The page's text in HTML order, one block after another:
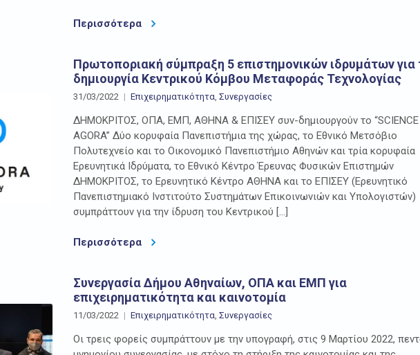
Περισσότερα
Πρωτοποριακή σύμπραξη 5 επιστημονικών ιδρυμάτων για
δημιουργία Κεντρικού Κόμβου Μεταφοράς Τεχνολογίας
31/03/2022 Επιχειρηματικότητα Συνεργασίες
ΔΗΜΟΚΡΙΤΟΣ, ΟΠΑ, ΕΜΠ, ΑΘΗΝΑ & ΕΠΙΣΕΥ συν-δημιουργούν το “SCIENCE
AGORA” Δύο κορυφαία Πανεπιστήμια της χώρας, το Εθνικό Μετσόβιο
Πολυτεχνείο και το Οικονομικό Πανεπιστήμιο Αθηνών και τρία κορυφαία
Ερευνητικά Ιδρύματα, το Εθνικό Κέντρο Έρευνας Φυσικών Επιστημών
ΔΗΜΟΚΡΙΤΟΣ, το Ερευνητικό Κέντρο ΑΘΗΝΑ και το ΕΠΙΣΕΥ (Ερευνητικό
Πανεπιστημιακό Ινστιτούτο Συστημάτων Επικοινωνιών και Υπολογιστών)
συμπράττουν για την ίδρυση του Κεντρικού […]
Περισσότερα
Συνεργασία Δήμου Αθηναίων, ΟΠΑ και ΕΜΠ για
επιχειρηματικότητα και καινοτομία
11/03/2022 Επιχειρηματικότητα Συνεργασίες
Οι τρεις φορείς συμπράττουν με την υπογραφή, στις 9 Μαρτίου 2022,